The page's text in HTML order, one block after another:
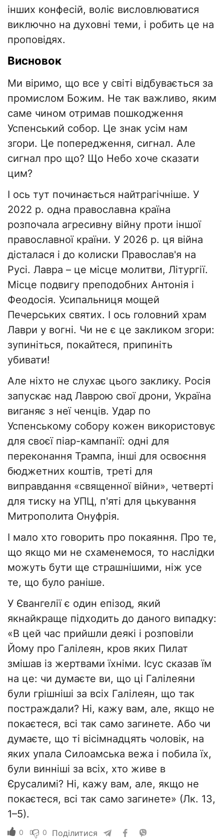
інших конфесій, воліє висловлюватися
виключно на духовні теми, і робить це на
проповідях.
Висновок
Ми віримо, що все у світі відбувається за
промислом Божим. Не так важливо, яким
саме чином отримав пошкодження
Успенський собор. Це знак усім нам
згори. Це попередження, сигнал. Але
сигнал про що? Що Небо хоче сказати
цим?
І ось тут починається найтрагічніше. У
2022 р. одна православна країна
розпочала агресивну війну проти іншої
православної країни. У 2026 р. ця війна
дісталася і до колиски Православ'я на
Русі. Лавра – це місце молитви, Літургії.
Місце подвигу преподобних Антонія і
Феодосія. Усипальниця мощей
Печерських святих. І ось головний храм
Лаври у вогні. Чи не є це закликом згори:
зупиніться, покайтеся, припиніть
убивати!
Але ніхто не слухає цього заклику. Росія
запускає над Лаврою свої дрони, Україна
виганяє з неї ченців. Удар по
Успенському собору кожен використовує
для своєї піар-кампанії: одні для
переконання Трампа, інші для освоєння
бюджетних коштів, треті для
виправдання «священної війни», четверті
для тиску на УПЦ, п'яті для цькування
Митрополита Онуфрія.
І мало хто говорить про покаяння. Про те,
що якщо ми не схаменемося, то наслідки
можуть бути ще страшнішими, ніж усе
те, що було раніше.
У Євангелії є один епізод, який
якнайкраще підходить до даного випадку:
«В цей час прийшли деякі і розповіли
Йому про Галілеян, кров яких Пилат
змішав із жертвами їхніми. Ісус сказав їм
на це: чи думаєте ви, що ці Галілеяни
були грішніші за всіх Галілеян, що так
постраждали? Ні, кажу вам, але, якщо не
покаєтеся, всі так само загинете. Або чи
думаєте, що ті вісімнадцять чоловік, на
яких упала Силоамська вежа і побила їх,
були винніші за всіх, хто живе в
Єрусалимі? Ні, кажу вам, але, якщо не
покаєтеся, всі так само загинете» (Лк. 13,
1–5).
0 0 Поділитися